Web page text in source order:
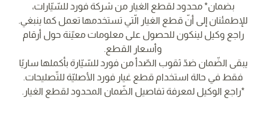
بضمان* محدود لقطع الغيار من شركة فورد للسّيّارات،
للإطمئنان إلى أنّ قطع الغيار الّتي تستخدمها تعمل كما ينبغي.
راجع وكيل لينكون للحصول على معلومات معيّنة حول أرقام
وأسعار القطع.
يبقى الضّمان ضدّ ثقوب الصّدأ من فورد للسّيّارة بأكملها ساريًا
فقط في حالة استخدام قطع غيار فورد الأصليّة للتّصليحات.
*راجع الوكيل لمعرفة تفاصيل الضّمان المحدود لقطع الغيار.